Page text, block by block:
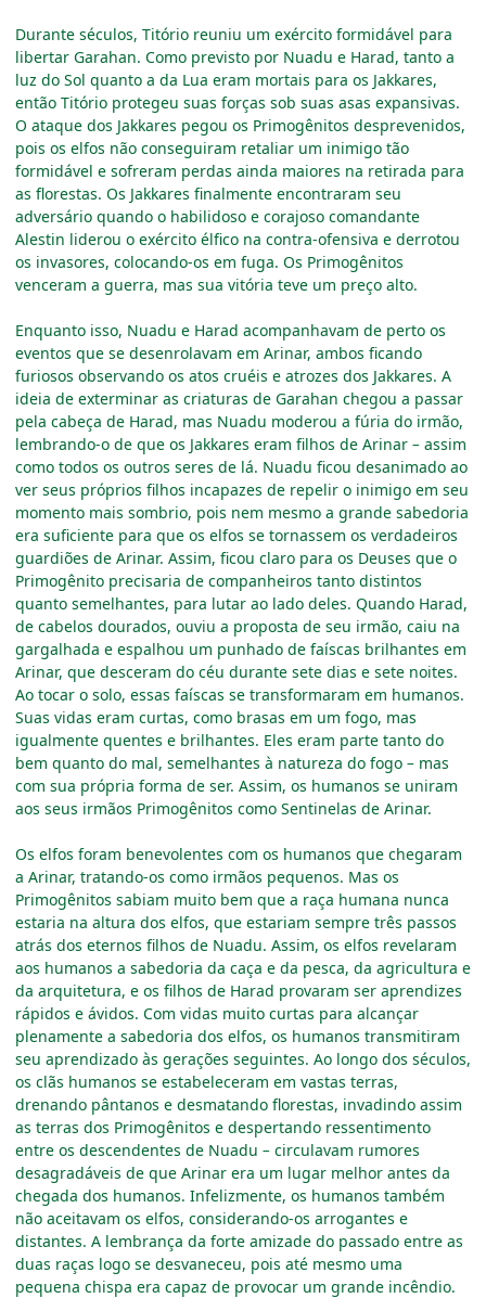
Durante séculos, Titório reuniu um exército formidável para
libertar Garahan. Como previsto por Nuadu e Harad, tanto a
luz do Sol quanto a da Lua eram mortais para os Jakkares,
então Titório protegeu suas forças sob suas asas expansivas.
O ataque dos Jakkares pegou os Primogênitos desprevenidos,
pois os elfos não conseguiram retaliar um inimigo tão
formidável e sofreram perdas ainda maiores na retirada para
as florestas. Os Jakkares finalmente encontraram seu
adversário quando o habilidoso e corajoso comandante
Alestin liderou o exército élfico na contra-ofensiva e derrotou
os invasores, colocando-os em fuga. Os Primogênitos
venceram a guerra, mas sua vitória teve um preço alto.
Enquanto isso, Nuadu e Harad acompanhavam de perto os
eventos que se desenrolavam em Arinar, ambos ficando
furiosos observando os atos cruéis e atrozes dos Jakkares. A
ideia de exterminar as criaturas de Garahan chegou a passar
pela cabeça de Harad, mas Nuadu moderou a fúria do irmão,
lembrando-o de que os Jakkares eram filhos de Arinar – assim
como todos os outros seres de lá. Nuadu ficou desanimado ao
ver seus próprios filhos incapazes de repelir o inimigo em seu
momento mais sombrio, pois nem mesmo a grande sabedoria
era suficiente para que os elfos se tornassem os verdadeiros
guardiões de Arinar. Assim, ficou claro para os Deuses que o
Primogênito precisaria de companheiros tanto distintos
quanto semelhantes, para lutar ao lado deles. Quando Harad,
de cabelos dourados, ouviu a proposta de seu irmão, caiu na
gargalhada e espalhou um punhado de faíscas brilhantes em
Arinar, que desceram do céu durante sete dias e sete noites.
Ao tocar o solo, essas faíscas se transformaram em humanos.
Suas vidas eram curtas, como brasas em um fogo, mas
igualmente quentes e brilhantes. Eles eram parte tanto do
bem quanto do mal, semelhantes à natureza do fogo – mas
com sua própria forma de ser. Assim, os humanos se uniram
aos seus irmãos Primogênitos como Sentinelas de Arinar.
Os elfos foram benevolentes com os humanos que chegaram
a Arinar, tratando-os como irmãos pequenos. Mas os
Primogênitos sabiam muito bem que a raça humana nunca
estaria na altura dos elfos, que estariam sempre três passos
atrás dos eternos filhos de Nuadu. Assim, os elfos revelaram
aos humanos a sabedoria da caça e da pesca, da agricultura e
da arquitetura, e os filhos de Harad provaram ser aprendizes
rápidos e ávidos. Com vidas muito curtas para alcançar
plenamente a sabedoria dos elfos, os humanos transmitiram
seu aprendizado às gerações seguintes. Ao longo dos séculos,
os clãs humanos se estabeleceram em vastas terras,
drenando pântanos e desmatando florestas, invadindo assim
as terras dos Primogênitos e despertando ressentimento
entre os descendentes de Nuadu – circulavam rumores
desagradáveis de que Arinar era um lugar melhor antes da
chegada dos humanos. Infelizmente, os humanos também
não aceitavam os elfos, considerando-os arrogantes e
distantes. A lembrança da forte amizade do passado entre as
duas raças logo se desvaneceu, pois até mesmo uma
pequena chispa era capaz de provocar um grande incêndio.